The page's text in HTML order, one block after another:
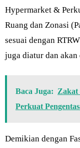
Hypermarket &
Ruang dan Zonasi
sesuai dengan
juga diatur dan
Baca Juga: Zakat
Perkuat
Demikian dengan